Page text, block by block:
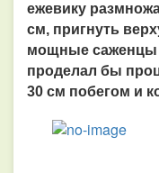
ежевику
см, пригнуть
мощные саженцы
проделал бы
30 см побегом и